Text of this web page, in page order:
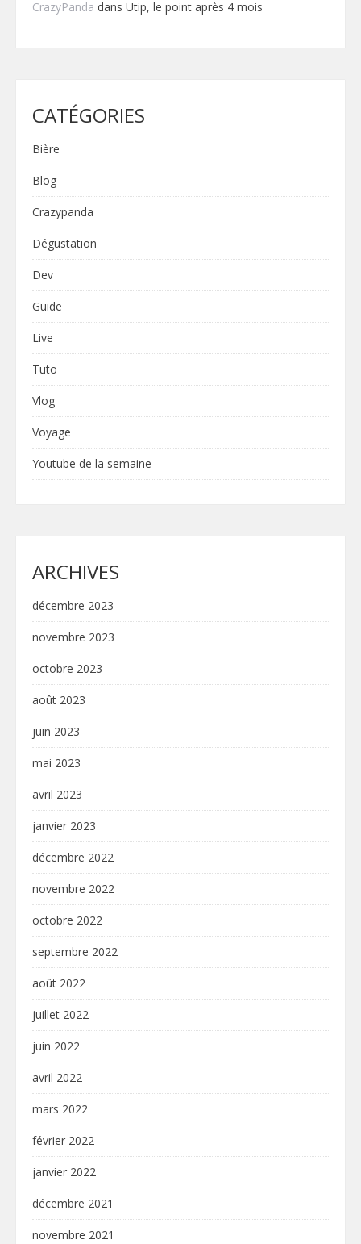
CrazyPanda dans Utip, le point après 4 mois
CATÉGORIES
Bière
Blog
Crazypanda
Dégustation
Dev
Guide
Live
Tuto
Vlog
Voyage
Youtube de la semaine
ARCHIVES
décembre 2023
novembre 2023
octobre 2023
août 2023
juin 2023
mai 2023
avril 2023
janvier 2023
décembre 2022
novembre 2022
octobre 2022
septembre 2022
août 2022
juillet 2022
juin 2022
avril 2022
mars 2022
février 2022
janvier 2022
décembre 2021
novembre 2021